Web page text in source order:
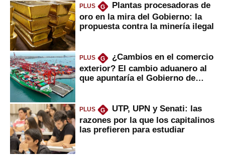
PLUS G
Plantas procesadoras de
oro en la mira del Gobierno: la
propuesta contra la minería ilegal
PLUS G
¿Cambios en el comercio
exterior? El cambio aduanero al
que apuntaría el Gobierno de
PLUS G
UTP, UPN y Senati: las
razones por la que los capitalinos
las prefieren para estudiar